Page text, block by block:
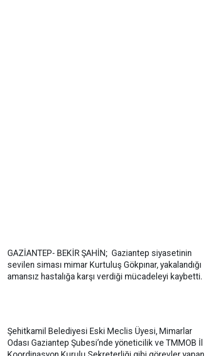
GAZİANTEP- BEKİR ŞAHİN; Gaziantep siyasetinin
sevilen siması mimar Kurtuluş Gökpınar, yakalandığı
amansız hastalığa karşı verdiği mücadeleyi kaybetti.
Şehitkamil Belediyesi Eski Meclis Üyesi, Mimarlar
Odası Gaziantep Şubesi’nde yöneticilik ve TMMOB İl